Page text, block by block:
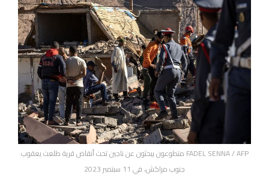
FADEL SENNA / AFP متطوعون يبحثون عن ناجين تحت أنقاض قرية طلعت يعقوب
جنوب مراكش، في 11 سبتمبر 2023